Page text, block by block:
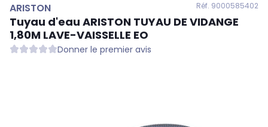
ARISTON Réf. 9000585402
Tuyau d'eau ARISTON TUYAU DE VIDANGE
1,80M LAVE-VAISSELLE EO
Donner le premier avis